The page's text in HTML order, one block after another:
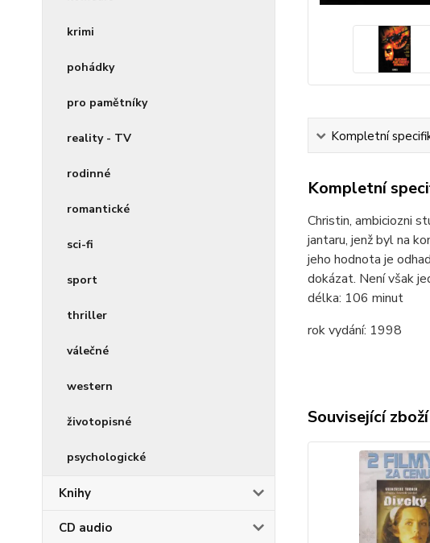
krimi
pohádky
pro pamětníky
reality - TV
rodinné
romantické
sci-fi
sport
thriller
válečné
western
životopisné
psychologické
Knihy
CD audio
Kompletní
Kompletní
Christin, ambiciozni
jantaru, jenž byl na
jeho hodnota je
dokázat. Není však
délka: 106 minut
rok vydání: 1998
Související zboží